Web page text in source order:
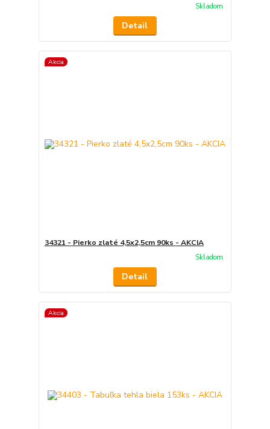
Skladom
Detail
Akcia
34321 - Pierko zlaté 4,5x2,5cm 90ks - AKCIA
Skladom
Detail
Akcia